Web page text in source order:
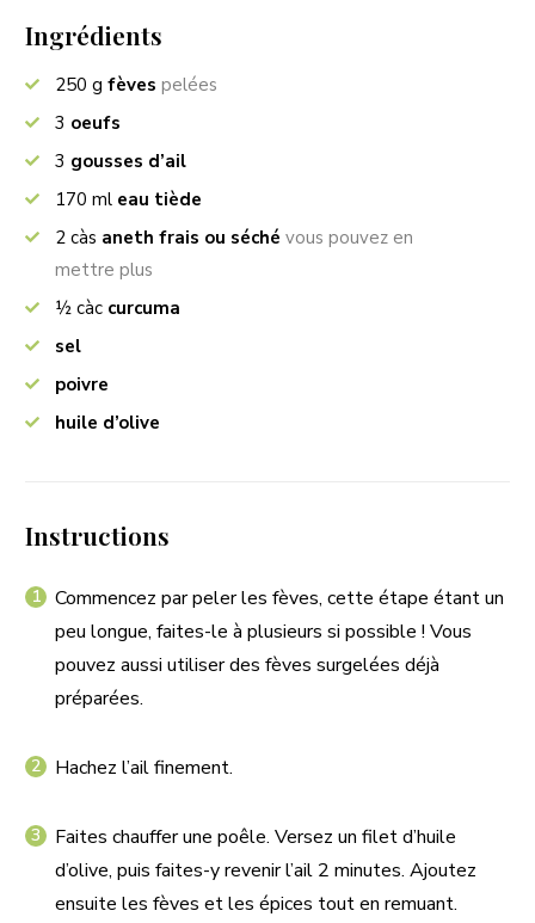
Ingrédients
250 g fèves pelées
3 oeufs
3 gousses d’ail
170 ml eau tiède
2 càs aneth frais ou séché vous pouvez en
mettre plus
½ càc curcuma
sel
poivre
huile d’olive
Instructions
Commencez par peler les fèves, cette étape étant un
peu longue, faites-le à plusieurs si possible ! Vous
pouvez aussi utiliser des fèves surgelées déjà
préparées.
Hachez l’ail finement.
Faites chauffer une poêle. Versez un filet d’huile
d’olive, puis faites-y revenir l’ail 2 minutes. Ajoutez
ensuite les fèves et les épices tout en remuant.